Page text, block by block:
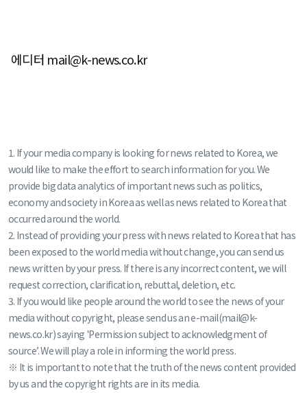
에디터 mail@k-news.co.kr
1. If your media company is looking for news related to Korea, we
would like to make the effort to search information for you. We
provide big data analytics of important news such as politics,
economy and society in Korea as well as news related to Korea that
occurred around the world.
2. Instead of providing your press with news related to Korea that has
been exposed to the world media without change, you can send us
news written by your press. If there is any incorrect content, we will
request correction, clarification, rebuttal, deletion, etc.
3. If you would like people around the world to see the news of your
media without copyright, please send us an e-mail(mail@k-
news.co.kr) saying 'Permission subject to acknowledgment of
source’. We will play a role in informing the world press.
※ It is important to note that the truth of the news content provided
by us and the copyright rights are in its media.